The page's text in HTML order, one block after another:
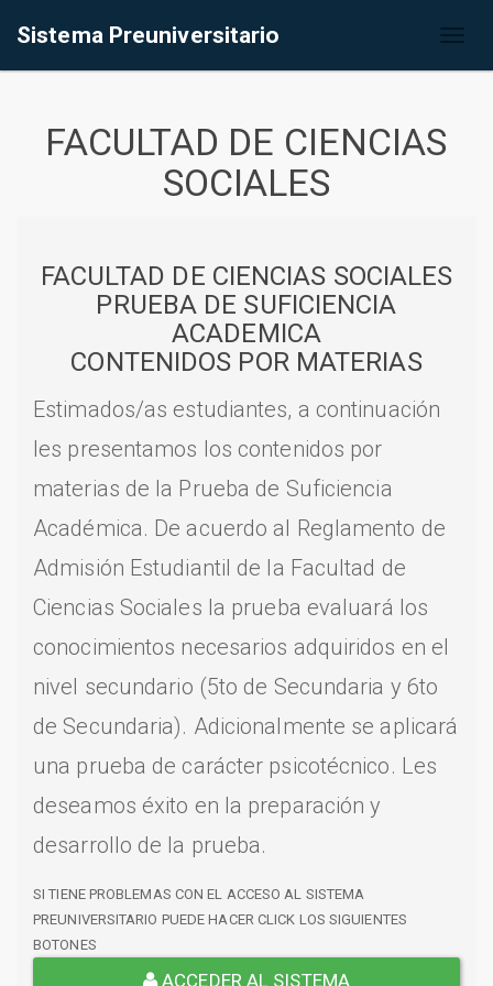
Sistema Preuniversitario
FACULTAD DE CIENCIAS
SOCIALES
FACULTAD DE CIENCIAS SOCIALES
PRUEBA DE SUFICIENCIA
ACADEMICA
CONTENIDOS POR MATERIAS
Estimados/as estudiantes, a continuación
les presentamos los contenidos por
materias de la Prueba de Suficiencia
Académica. De acuerdo al Reglamento de
Admisión Estudiantil de la Facultad de
Ciencias Sociales la prueba evaluará los
conocimientos necesarios adquiridos en el
nivel secundario (5to de Secundaria y 6to
de Secundaria). Adicionalmente se aplicará
una prueba de carácter psicotécnico. Les
deseamos éxito en la preparación y
desarrollo de la prueba.
SI TIENE PROBLEMAS CON EL ACCESO AL SISTEMA
PREUNIVERSITARIO PUEDE HACER CLICK LOS SIGUIENTES
BOTONES
ACCEDER AL SISTEMA